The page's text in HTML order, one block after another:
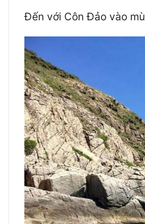
Đến với Côn Đảo vào